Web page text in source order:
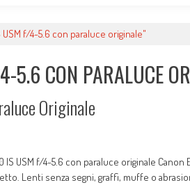
f/4-5.6 con paraluce originale"
CON PARALUCE
Originale
USM f/4-5.6 con paraluce originale Canon
Lenti senza segni, graffi, muffe o